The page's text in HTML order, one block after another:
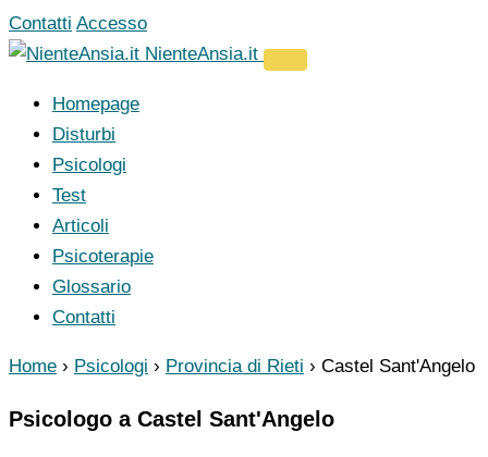
Vai
al
Contatti Accesso
NienteAnsia.it
Homepage
Disturbi
Psicologi
Test
Articoli
Psicoterapie
Glossario
Contatti
Home › Psicologi › Provincia di Rieti › Castel Sant'Angelo
Psicologo a Castel Sant'Angelo